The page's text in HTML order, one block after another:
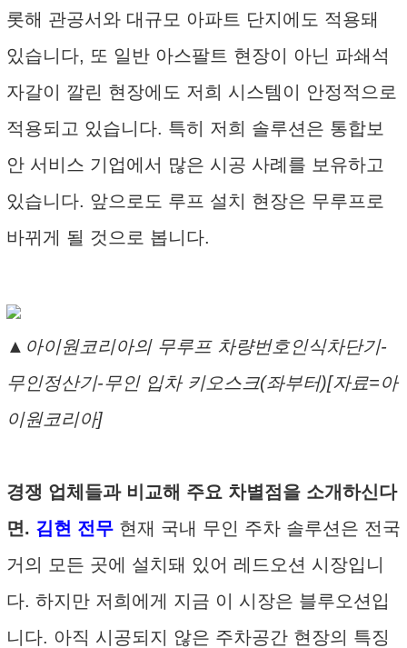
롯해 관공서와 대규모 아파트 단지에도 적용돼
있습니다, 또 일반 아스팔트 현장이 아닌 파쇄석
자갈이 깔린 현장에도 저희 시스템이 안정적으로
적용되고 있습니다. 특히 저희 솔루션은 통합보
안 서비스 기업에서 많은 시공 사례를 보유하고
있습니다. 앞으로도 루프 설치 현장은 무루프로
바뀌게 될 것으로 봅니다.
▲아이원코리아의 무루프 차량번호인식차단기-
무인정산기-무인 입차 키오스크(좌부터)[자료=아
이원코리아]
경쟁 업체들과 비교해 주요 차별점을 소개하신다
면. 김현 전무 현재 국내 무인 주차 솔루션은 전국
거의 모든 곳에 설치돼 있어 레드오션 시장입니
다. 하지만 저희에게 지금 이 시장은 블루오션입
니다. 아직 시공되지 않은 주차공간 현장의 특징